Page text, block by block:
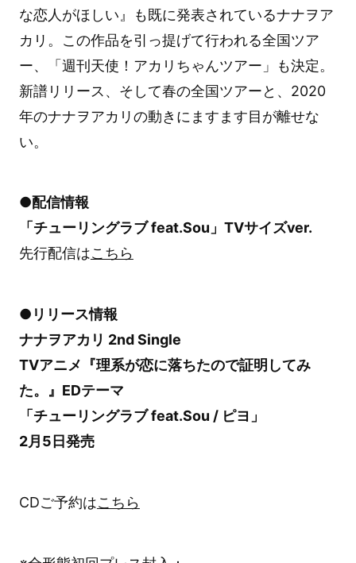
な恋人がほしい』も既に発表されているナナヲア
カリ。この作品を引っ提げて行われる全国ツア
ー、「週刊天使！アカリちゃんツアー」も決定。
新譜リリース、そして春の全国ツアーと、2020
年のナナヲアカリの動きにますます目が離せな
い。
●配信情報
「チューリングラブ feat.Sou」TVサイズver.
先行配信はこちら
●リリース情報
ナナヲアカリ 2nd Single
TVアニメ『理系が恋に落ちたので証明してみ
た。』EDテーマ
「チューリングラブ feat.Sou / ピヨ」
2月5日発売
CDご予約はこちら